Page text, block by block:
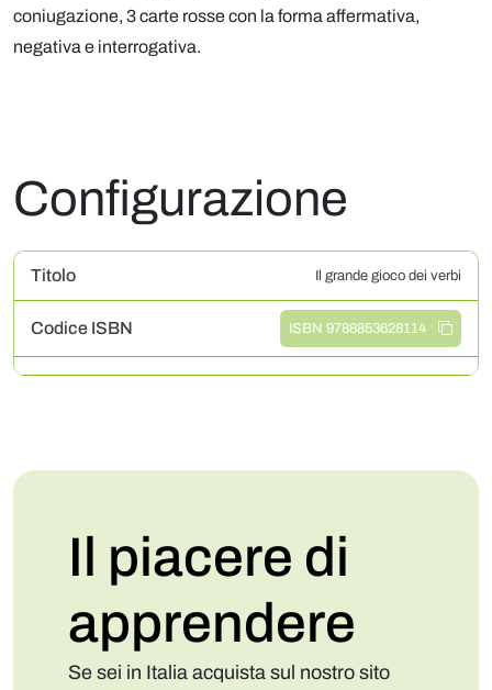
coniugazione, 3 carte rosse con la forma affermativa,
negativa e interrogativa.
Configurazione
Titolo Il grande gioco dei verbi
Codice ISBN ISBN 9788853628114
Il piacere di
apprendere
Se sei in Italia acquista sul nostro sito